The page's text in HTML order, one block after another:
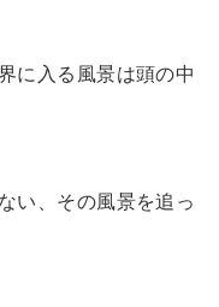
に入る風景は頭の中
い、その風景を追っ